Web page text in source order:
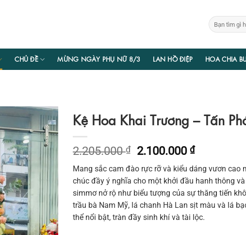
Tìm
kiếm:
CHỦ ĐỀ MỪNG NGÀY PHỤ NỮ 8/3 LAN HỒ ĐIỆP HOA CHIA
Kệ Hoa Khai Trương – Tấn
2.205.000₫
Giá
là:
2.205.000 ₫.
2.100.000₫Giá
hiện
tại
là:
2.100.000
Mang sắc cam đào rực rỡ và kiểu dáng vươn cao
chúc đầy ý nghĩa cho một khởi đầu hanh thông
simmơ nở rộ như biểu tượng của sự thăng tiến
trầu bà Nam Mỹ, lá chanh Hà Lan sịt màu và lá
thể nổi bật, tràn đầy sinh khí và tài lộc.